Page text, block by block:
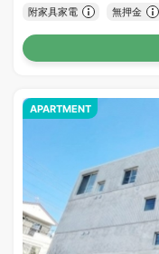
附家具家電 無押金
APARTMENT